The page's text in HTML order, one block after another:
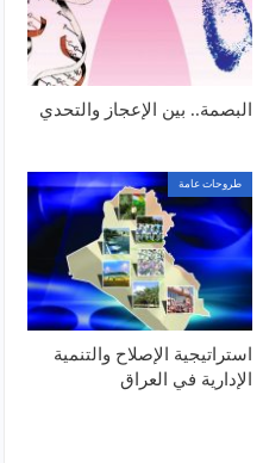
البصمة.. بين الإعجاز والتحدي
طروحات عامة
استراتيجية الإصلاح والتنمية
الإدارية في العراق